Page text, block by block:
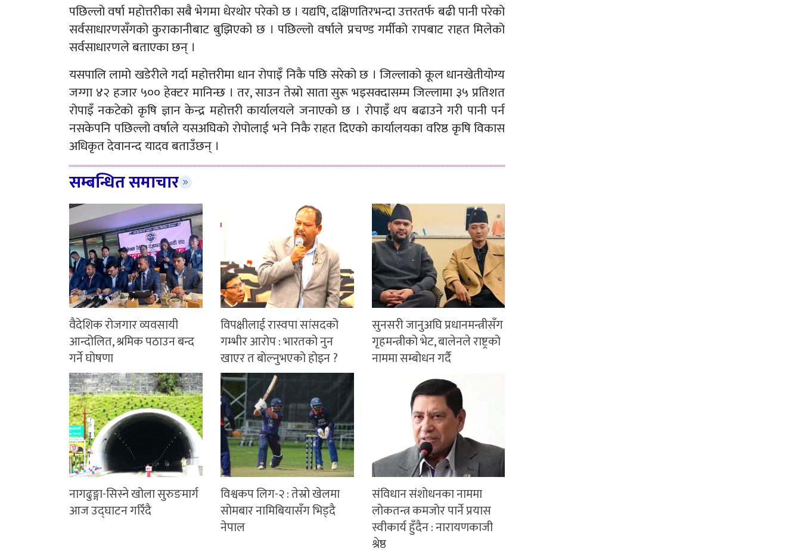
पछिल्लो वर्षा महोत्तरीका सबै भेगमा धेरथोर परेको छ । यद्यपि, दक्षिणतिरभन्दा उत्तरतर्फ बढी पानी परेको
सर्वसाधारणसँगको कुराकानीबाट बुझिएको छ । पछिल्लो वर्षाले प्रचण्ड गर्मीको रापबाट राहत मिलेको
सर्वसाधारणले बताएका छन् ।
यसपालि लामो खडेरीले गर्दा महोत्तरीमा धान रोपाइँ निकै पछि सरेको छ । जिल्लाको कूल धानखेतीयोग्य
जग्गा ४२ हजार ५०० हेक्टर मानिन्छ । तर, साउन तेस्रो साता सुरू भइसक्दासम्म जिल्लामा ३५ प्रतिशत
रोपाइँ नकटेको कृषि ज्ञान केन्द्र महोत्तरी कार्यालयले जनाएको छ । रोपाइँ थप बढाउने गरी पानी पर्न
नसकेपनि पछिल्लो वर्षाले यसअघिको रोपोलाई भने निकै राहत दिएको कार्यालयका वरिष्ठ कृषि विकास
अधिकृत देवानन्द यादव बताउँछन् ।
सम्बन्धित समाचार
वैदेशिक रोजगार व्यवसायी
आन्दोलित, श्रमिक पठाउन बन्द
गर्ने घोषणा
विपक्षीलाई रास्वपा सांसदको
गम्भीर आरोप : भारतको नुन
खाएर त बोल्नुभएको होइन ?
सुनसरी जानुअघि प्रधानमन्त्रीसँग
गृहमन्त्रीको भेट, बालेनले राष्ट्रको
नाममा सम्बोधन गर्दै
नागढुङ्गा-सिस्ने खोला सुरुङमार्ग
आज उद्घाटन गरिँदै
विश्वकप लिग-२ : तेस्रो खेलमा
सोमबार नामिबियासँग भिड्दै
नेपाल
संविधान संशोधनका नाममा
लोकतन्त्र कमजोर पार्ने प्रयास
स्वीकार्य हुँदैन : नारायणकाजी
श्रेष्ठ